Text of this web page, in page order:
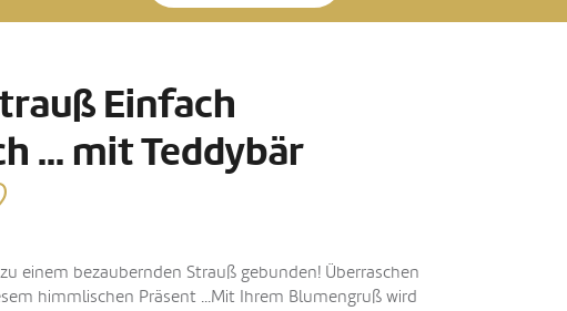
Einfach
... mit Teddybär
einem bezaubernden Strauß gebunden! Überraschen
himmlischen Präsent ...Mit Ihrem Blumengruß wird